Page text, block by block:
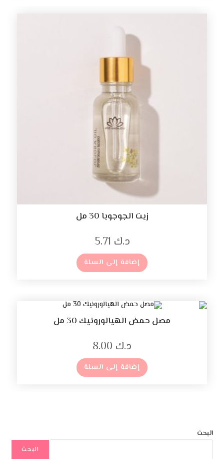
زيت الجوجوبا 30 مل
د.ك
إضافة إلى السلة
مصل حمض الهيالورونيك 30 مل
د.ك
إضافة إلى السلة
البحث
البحث